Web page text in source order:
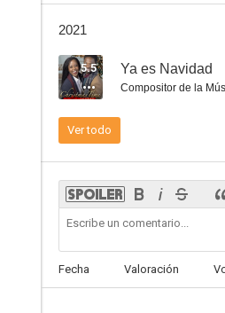
6.0
5.5
2021
5.5 Ya es Navidad
Compositor de la
Ver todo
Fecha Valoración